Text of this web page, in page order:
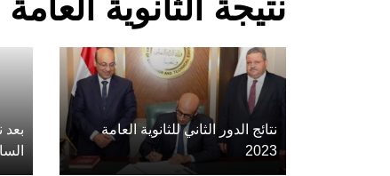
نتيجة الثانوية
نتائج الدور الثاني للثانوية العامة
2023